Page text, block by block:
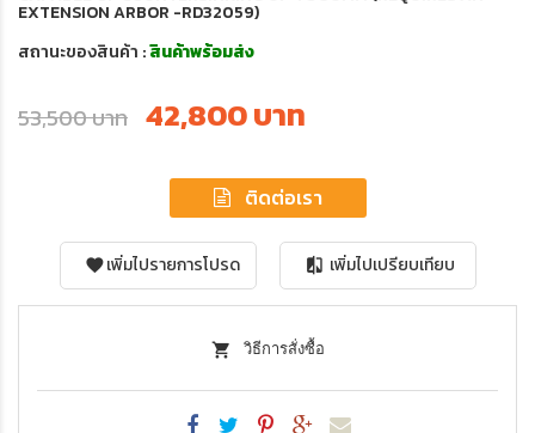
EXTENSION ARBOR -RD32059)
สถานะของสินค้า :สินค้าพร้อมส่ง
53,500 บาท 42,800 บาท
ติดต่อเรา
เพิ่มไปรายการโปรด เพิ่มไปเปรียบเทียบ
วิธีการสั่งซื้อ